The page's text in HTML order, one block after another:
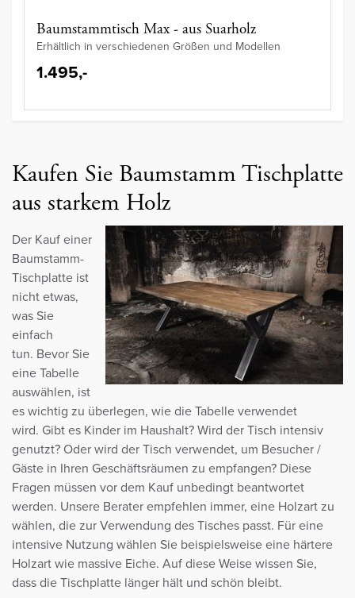
Baumstammtisch Max - aus Suarholz
Erhältlich in verschiedenen Größen und Modellen
1.495,-
Kaufen Sie Baumstamm Tischplatte
aus starkem Holz
Der Kauf einer
Baumstamm-
Tischplatte ist
nicht etwas,
was Sie
einfach
tun. Bevor Sie
eine Tabelle
auswählen, ist
es wichtig zu überlegen, wie die Tabelle verwendet
wird. Gibt es Kinder im Haushalt? Wird der Tisch intensiv
genutzt? Oder wird der Tisch verwendet, um Besucher /
Gäste in Ihren Geschäftsräumen zu empfangen? Diese
Fragen müssen vor dem Kauf unbedingt beantwortet
werden. Unsere Berater empfehlen immer, eine Holzart zu
wählen, die zur Verwendung des Tisches passt. Für eine
intensive Nutzung wählen Sie beispielsweise eine härtere
Holzart wie massive Eiche. Auf diese Weise wissen Sie,
dass die Tischplatte länger hält und schön bleibt.